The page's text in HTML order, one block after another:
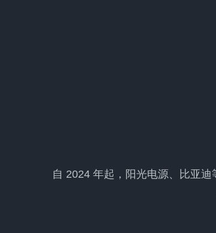
自 2024 年起，阳光电源、比亚